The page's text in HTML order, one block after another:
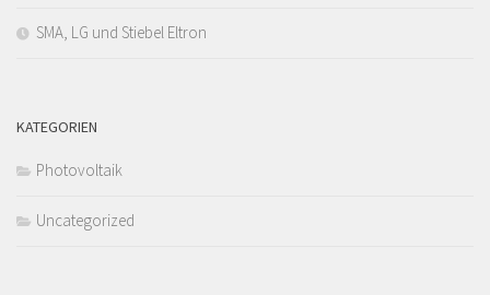
SMA, LG und Stiebel Eltron
KATEGORIEN
Photovoltaik
Uncategorized